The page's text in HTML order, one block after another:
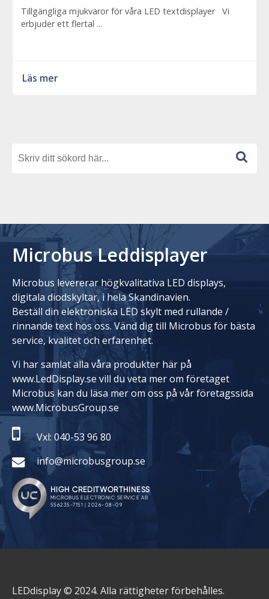
Tillgängliga mjukvaror för våra LED textdisplayer Vi
erbjuder ett flertal ...
Läs mer
Microbus Leddisplayer
Microbus levererar högkvalitativa LED displays,
digitala diodskyltar, i hela Skandinavien.
Beställ din elektroniska LED skylt med rullande /
rinnande text hos oss. Vänd dig till Microbus för bästa
service, kvalitet och erfarenhet.
Vi har samlat alla våra produkter här på
www.LedDisplay.se vill du veta mer om företaget
Microbus kan du läsa mer om oss på vår företagssida
www.MicrobusGroup.se
Vxl: 040-53 96 80
info@microbusgroup.se
LEDdisplay © 2024. Alla rättigheter förbehålles.